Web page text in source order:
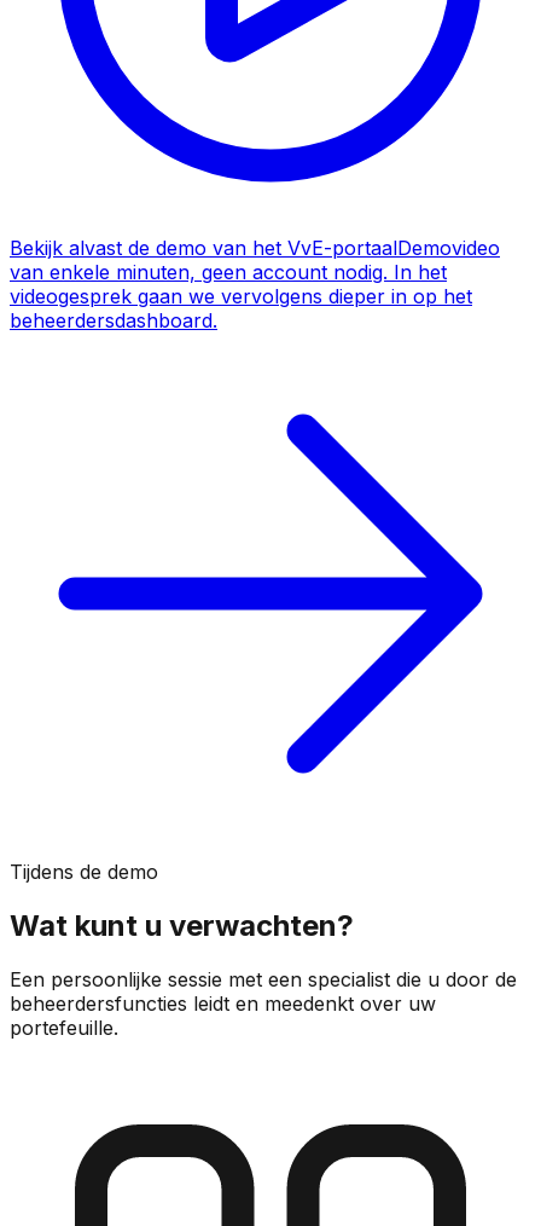
Bekijk alvast de demo van het VvE-portaalDemovideo
van enkele minuten, geen account nodig. In het
videogesprek gaan we vervolgens dieper in op het
beheerdersdashboard.
Tijdens de demo
Wat kunt u verwachten?
Een persoonlijke sessie met een specialist die u door de
beheerdersfuncties leidt en meedenkt over uw
portefeuille.